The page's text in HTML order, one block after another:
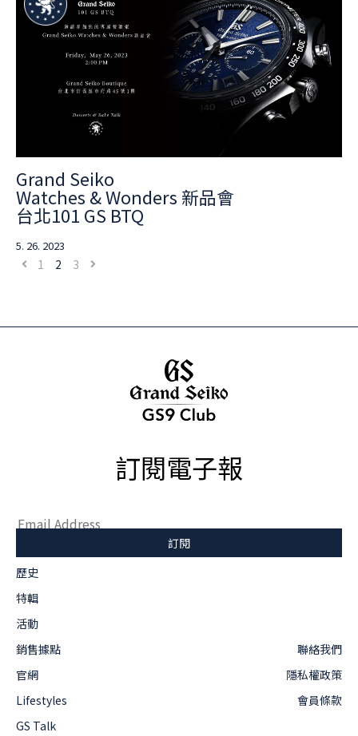
Grand Seiko
Watches & Wonders 新品會
台北101 GS BTQ
5. 26. 2023
1 2 3
歷史
特輯
活動
銷售據點
官網
Lifestyles
GS Talk
訂閱電子報
聯絡我們
隱私權政策
會員條款